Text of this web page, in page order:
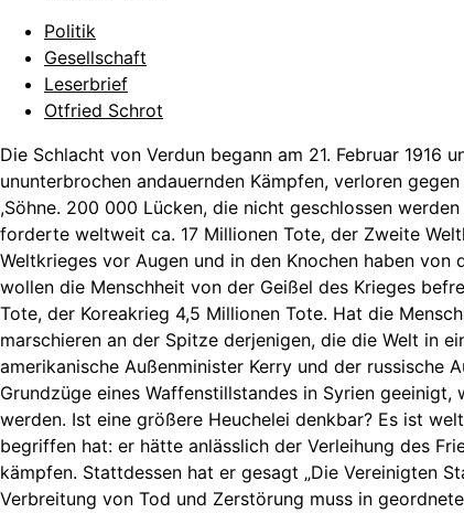
Politik
Gesellschaft
Leserbrief
Otfried Schrot
Die Schlacht von Verdun begann am 21. Februar 1916
ununterbrochen andauernden Kämpfen, verloren
,Söhne. 200 000 Lücken, die nicht geschlossen
forderte weltweit ca. 17 Millionen Tote, der Zweite
Weltkrieges vor Augen und in den Knochen haben
wollen die Menschheit von der Geißel des Krieges
Tote, der Koreakrieg 4,5 Millionen Tote. Hat die
marschieren an der Spitze derjenigen, die die Welt in
amerikanische Außenminister Kerry und der
Grundzüge eines Waffenstillstandes in Syrien
werden. Ist eine größere Heuchelei denkbar? Es ist
begriffen hat: er hätte anlässlich der Verleihung des
kämpfen. Stattdessen hat er gesagt „Die Vereinigten
Verbreitung von Tod und Zerstörung muss in